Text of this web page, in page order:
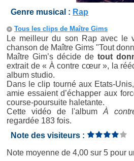
Genre musical : Rap
Tous les clips de Maître Gims
Le meilleur du son Rap avec le
chanson de Maître Gims "Tout
Maître Gim’s décide de tout
extrait de « À contre cœur », la
album studio.
Dans le clip tourné aux Etats-
amie essaient d’échapper aux
course-poursuite haletante.
Cette vidéo de l'albumÀ
regardée 183 fois.
Note des visiteurs :
Note moyenne de4,00 sur5 pour